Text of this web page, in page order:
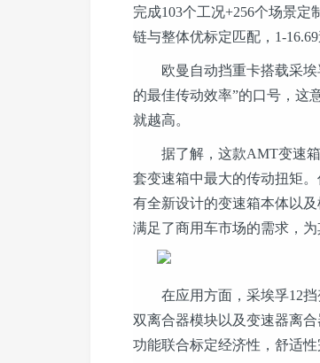
完成103个工况+256个场景
链与整体优标定匹配，1-
欧曼自动挡重卡搭载采埃孚
的最佳传动效率”的口号，这
就越高。
据了解，这款AMT变速箱
套变速箱中最大的传动扭矩
有全新设计的变速箱本体以
满足了商用车市场的需求，
在应用方面，采埃孚12挡
双离合器模块以及变速器离
功能联合标定经济性，舒适性